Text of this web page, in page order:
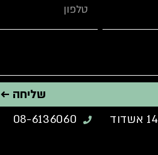
שליחה ←
08-6136060